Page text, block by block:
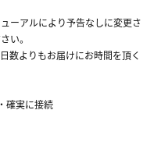
ーアルにより予告なしに変更さ
い。
数よりもお届けにお時間を頂く
確実に接続